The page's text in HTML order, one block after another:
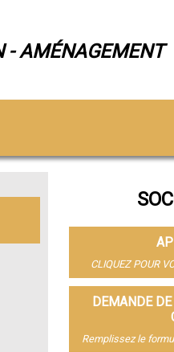
- AMÉNAGEMENT
CLIQUEZ POUR
DEMANDE
Remplissez le